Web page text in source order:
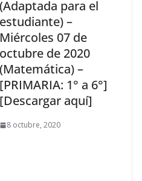
(Adaptada para el
estudiante) –
Miércoles 07 de
octubre de 2020
(Matemática) –
[PRIMARIA: 1° a 6°]
[Descargar aquí]
8 octubre, 2020